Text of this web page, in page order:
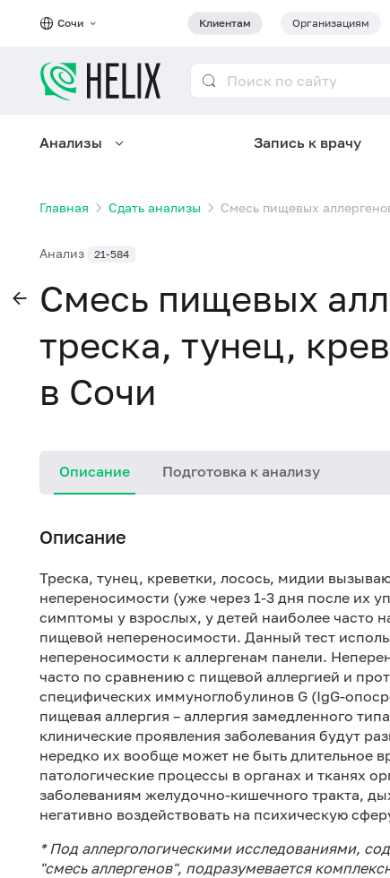
Сочи Клиентам Организациям
Анализы Запись к врачу
Главная Сдать анализы Смесь пищевых
Анализ 21-584
Смесь пищевых
треска, тунец,
в Сочи
Описание Подготовка к анализу
Описание
Треска, тунец, креветки, лосось, мидии
непереносимости (уже через 1-3 дня после их
симптомы у взрослых, у детей наиболее часто
пищевой непереносимости. Данный тест
непереносимости к аллергенам панели.
часто по сравнению с пищевой аллергией и
специфических иммуноглобулинов G (IgG-
пищевая аллергия – аллергия замедленного
клинические проявления заболевания будут
нередко их вообще может не быть длительное
патологические процессы в органах и тканях
заболеваниям желудочно-кишечного тракта,
негативно воздействовать на психическую
* Под аллергологическими исследованиями,
"смесь аллергенов", подразумевается